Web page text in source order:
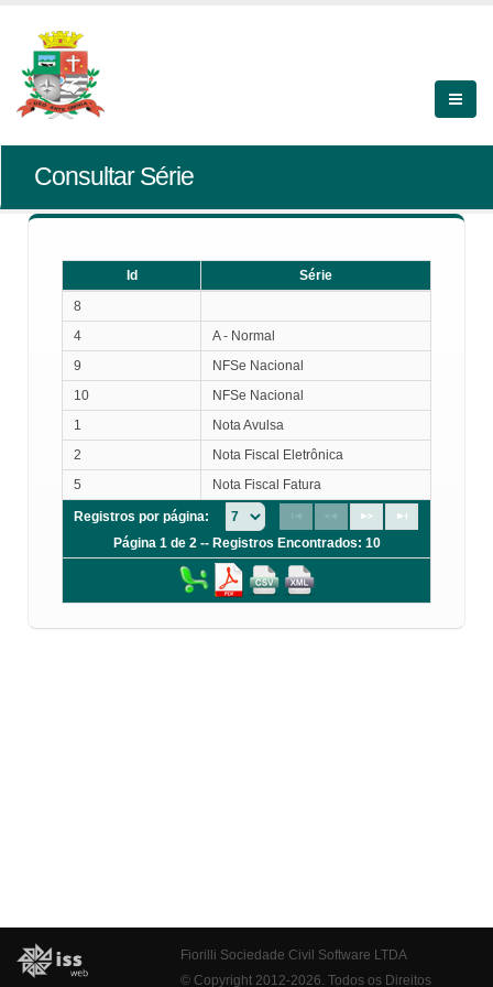
Consultar Série
Id
Série
8
4
A - Normal
9
NFSe Nacional
10
NFSe Nacional
1
Nota Avulsa
2
Nota Fiscal Eletrônica
5
Nota Fiscal Fatura
Registros por página:
Página 1 de 2 -- Registros Encontrados: 10
Fiorilli Sociedade Civil Software LTDA
© Copyright 2012-2026. Todos os Direitos